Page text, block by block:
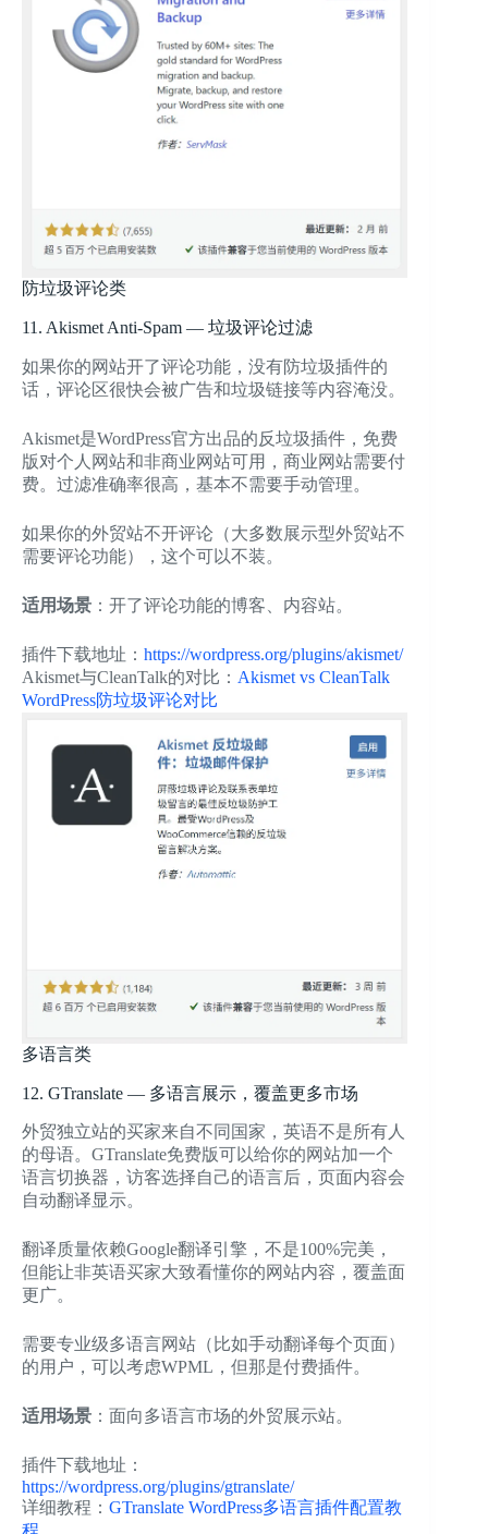
防垃圾评论类
11. Akismet Anti-Spam — 垃圾评论过滤
如果你的网站开了评论功能，没有防垃圾插件的
话，评论区很快会被广告和垃圾链接等内容淹没。
Akismet是WordPress官方出品的反垃圾插件，免费
版对个人网站和非商业网站可用，商业网站需要付
费。过滤准确率很高，基本不需要手动管理。
如果你的外贸站不开评论（大多数展示型外贸站不
需要评论功能），这个可以不装。
适用场景 ：开了评论功能的博客、内容站。
插件下载地址： https://wordpress.org/plugins/akismet/
Akismet与CleanTalk的对比： Akismet vs CleanTalk
WordPress防垃圾评论对比
多语言类
12. GTranslate — 多语言展示，覆盖更多市场
外贸独立站的买家来自不同国家，英语不是所有人
的母语。GTranslate免费版可以给你的网站加一个
语言切换器，访客选择自己的语言后，页面内容会
自动翻译显示。
翻译质量依赖Google翻译引擎，不是100%完美，
但能让非英语买家大致看懂你的网站内容，覆盖面
更广。
需要专业级多语言网站（比如手动翻译每个页面）
的用户，可以考虑WPML，但那是付费插件。
适用场景 ：面向多语言市场的外贸展示站。
插件下载地址：
https://wordpress.org/plugins/gtranslate/
详细教程： GTranslate WordPress多语言插件配置教